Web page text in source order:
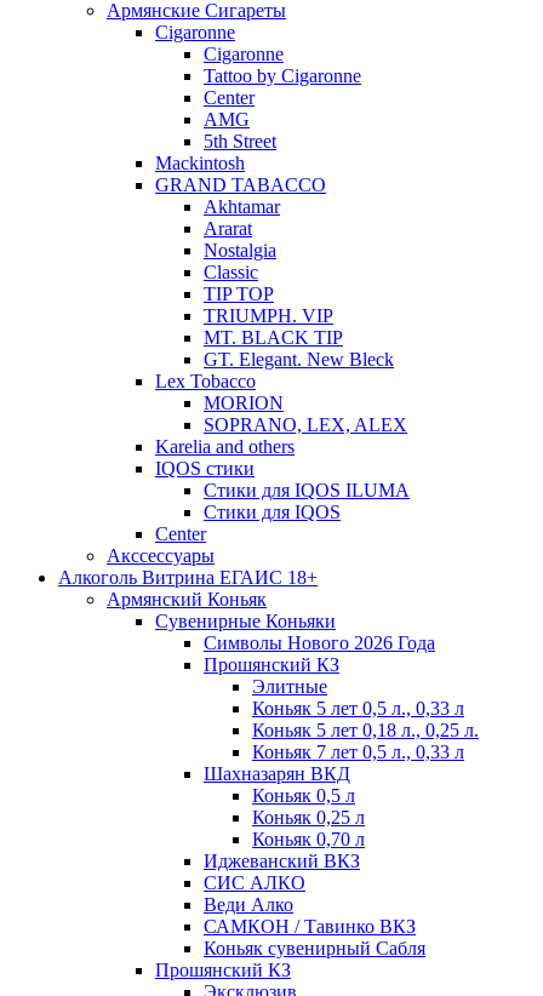
Армянские Сигареты
Cigaronne
Cigaronne
Tattoo by Cigaronne
Center
AMG
5th Street
Mackintosh
GRAND TABACCO
Akhtamar
Ararat
Nostalgia
Classic
TIP TOP
TRIUMPH. VIP
MT. BLACK TIP
GT. Elegant. New Bleck
Lex Tobacco
MORION
SOPRANO, LEX, ALEX
Karelia and others
IQOS стики
Стики для IQOS ILUMA
Стики для IQOS
Сenter
Акссессуары
Алкоголь Витрина ЕГАИС 18+
Армянский Коньяк
Сувенирные Коньяки
Символы Нового 2026 Года
Прошянский КЗ
Элитные
Коньяк 5 лет 0,5 л., 0,33 л
Коньяк 5 лет 0,18 л., 0,25 л.
Коньяк 7 лет 0,5 л., 0,33 л
Шахназарян ВКД
Коньяк 0,5 л
Коньяк 0,25 л
Коньяк 0,70 л
Иджеванский ВКЗ
СИС АЛКО
Веди Алко
САМКОН / Тавинко ВКЗ
Коньяк сувенирный Сабля
Прошянский КЗ
Эксклюзив